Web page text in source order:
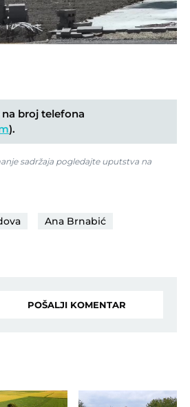
broj telefona
).
sadržaja pogledajte uputstva na
Ana Brnabić
POŠALJI KOMENTAR